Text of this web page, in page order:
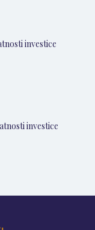
investice
investice